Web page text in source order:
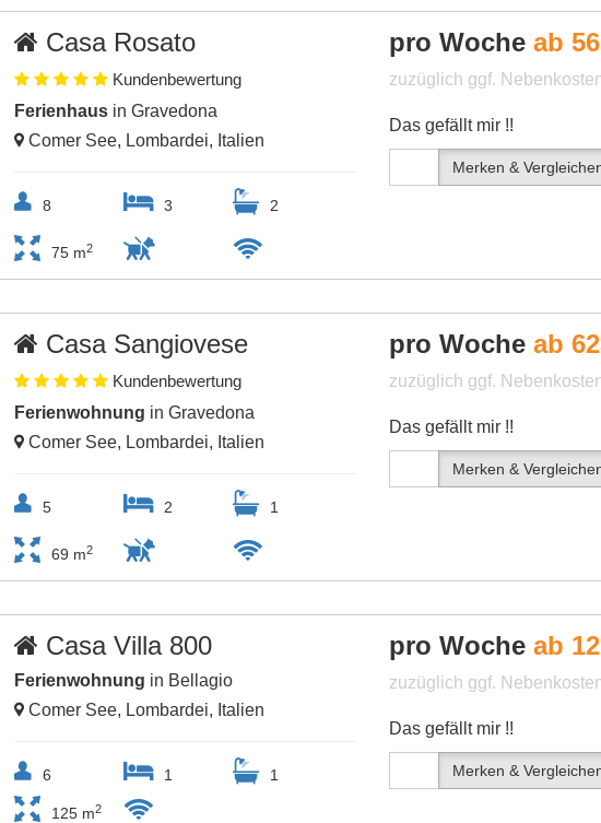
Casa Rosato
Kundenbewertung
Ferienhausin Gravedona
Comer See, Lombardei, Italien
8 3 2
75 m2
pro Woche ab
zuzüglich ggf.
Das gefällt mir !!
Merken &
Casa Sangiovese
Kundenbewertung
Ferienwohnung in Gravedona
Comer See, Lombardei, Italien
5 2 1
69 m2
pro Woche ab
zuzüglich ggf.
Das gefällt mir !!
Merken &
Casa Villa 800
Ferienwohnung in Bellagio
Comer See, Lombardei, Italien
6 1 1
125 m2
pro Woche ab
zuzüglich ggf.
Das gefällt mir !!
Merken &